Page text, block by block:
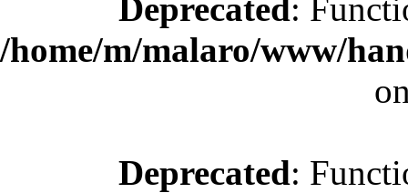
Deprecated:
/home/m/malaro/www/
Deprecated: